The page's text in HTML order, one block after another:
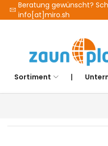
Beratung gewünscht?
info[at]miro.sh
Sortiment ❘